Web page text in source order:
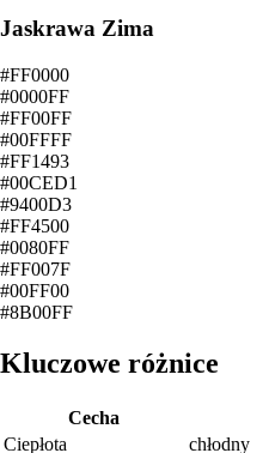
Jaskrawa Zima
#FF0000
#0000FF
#FF00FF
#00FFFF
#FF1493
#00CED1
#9400D3
#FF4500
#0080FF
#FF007F
#00FF00
#8B00FF
Kluczowe różnice
Cecha
Ciepłota
chłodny